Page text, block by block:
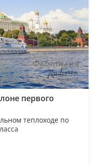
первого
теплоходе по